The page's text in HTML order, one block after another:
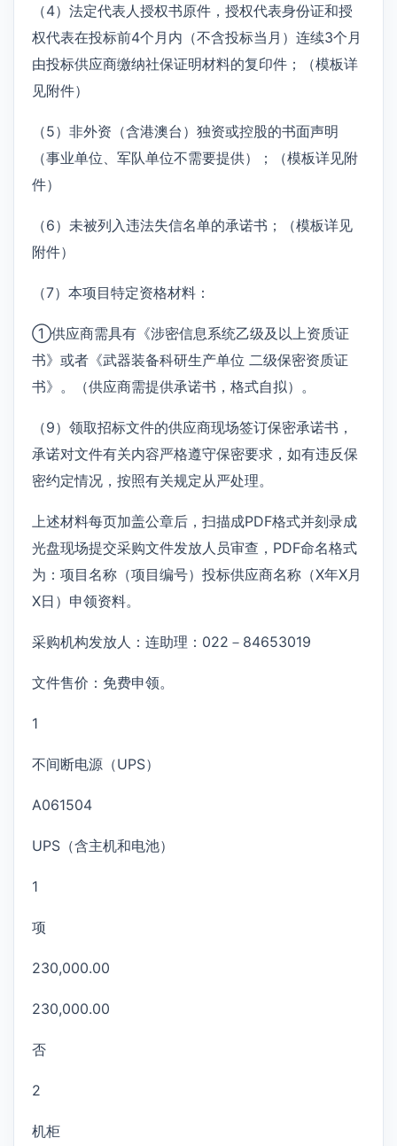
（4）法定代表人授权书原件，授权代表身份证和授
权代表在投标前4个月内（不含投标当月）连续3个月
由投标供应商缴纳社保证明材料的复印件；（模板详
见附件）
（5）非外资（含港澳台）独资或控股的书面声明
（事业单位、军队单位不需要提供）；（模板详见附
件）
（6）未被列入违法失信名单的承诺书；（模板详见
附件）
（7）本项目特定资格材料：
①供应商需具有《涉密信息系统乙级及以上资质证
书》或者《武器装备科研生产单位 二级保密资质证
书》。（供应商需提供承诺书，格式自拟）。
（9）领取招标文件的供应商现场签订保密承诺书，
承诺对文件有关内容严格遵守保密要求，如有违反保
密约定情况，按照有关规定从严处理。
上述材料每页加盖公章后，扫描成PDF格式并刻录成
光盘现场提交采购文件发放人员审查，PDF命名格式
为：项目名称（项目编号）投标供应商名称（X年X月
X日）申领资料。
采购机构发放人：连助理：022－84653019
文件售价：免费申领。
1
不间断电源（UPS）
A061504
UPS（含主机和电池）
1
项
230,000.00
230,000.00
否
2
机柜